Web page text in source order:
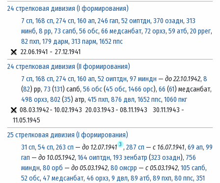
24 стрелковая дивизия (I формирования)
7 сп, 168 сп, 274 сп, 160 ап, 246 гап, 52 оиптдн, 370 озадн, 313
минб, 8 рр, 73 сапб, 56 обс, 66 медсанбат, 72 орхз, 59 атб, 20 ррег,
82 пхп, 179 дарм, 313 парм, 1652 ппс
22.06.1941 - 27.12.1941
24 стрелковая дивизия (II формирования)
7 сп, 168 сп, 274 сп, 160 ап, 52 оиптдн, 97 миндн — до 22.10.1942, 8
(82) рр, 73 (131) сапб, 56 обс(45 обс, 1466 орс), 66 (61) медсанбат,
498 орхз, 802(35) атр, 415 пхп, 876 двл, 1652 ппс, 1060 пкг
08.03.1942- 10.02.1943 20.03.1943 - 08.11.1943 30.11.1943 -
11.05.1945
25 стрелковая дивизия (I формирования)
31 сп, 54 сп, 263 сп — до 12.07.1941 3 , 287 сп — с 16.07.1941, 69 ап, 99
гап — до 10.05.1942, 164 оиптдн, 193 зенбатр (323 озадн), 756
миндн, 80 орб — до 05.03.1942, 80 омсрр — с 05.03.1942, 105 сапб,
52 обс, 47 медсанбат, 46 орхз, 9 двл, 89 атб, 89 пхп, 80 ппс, 351